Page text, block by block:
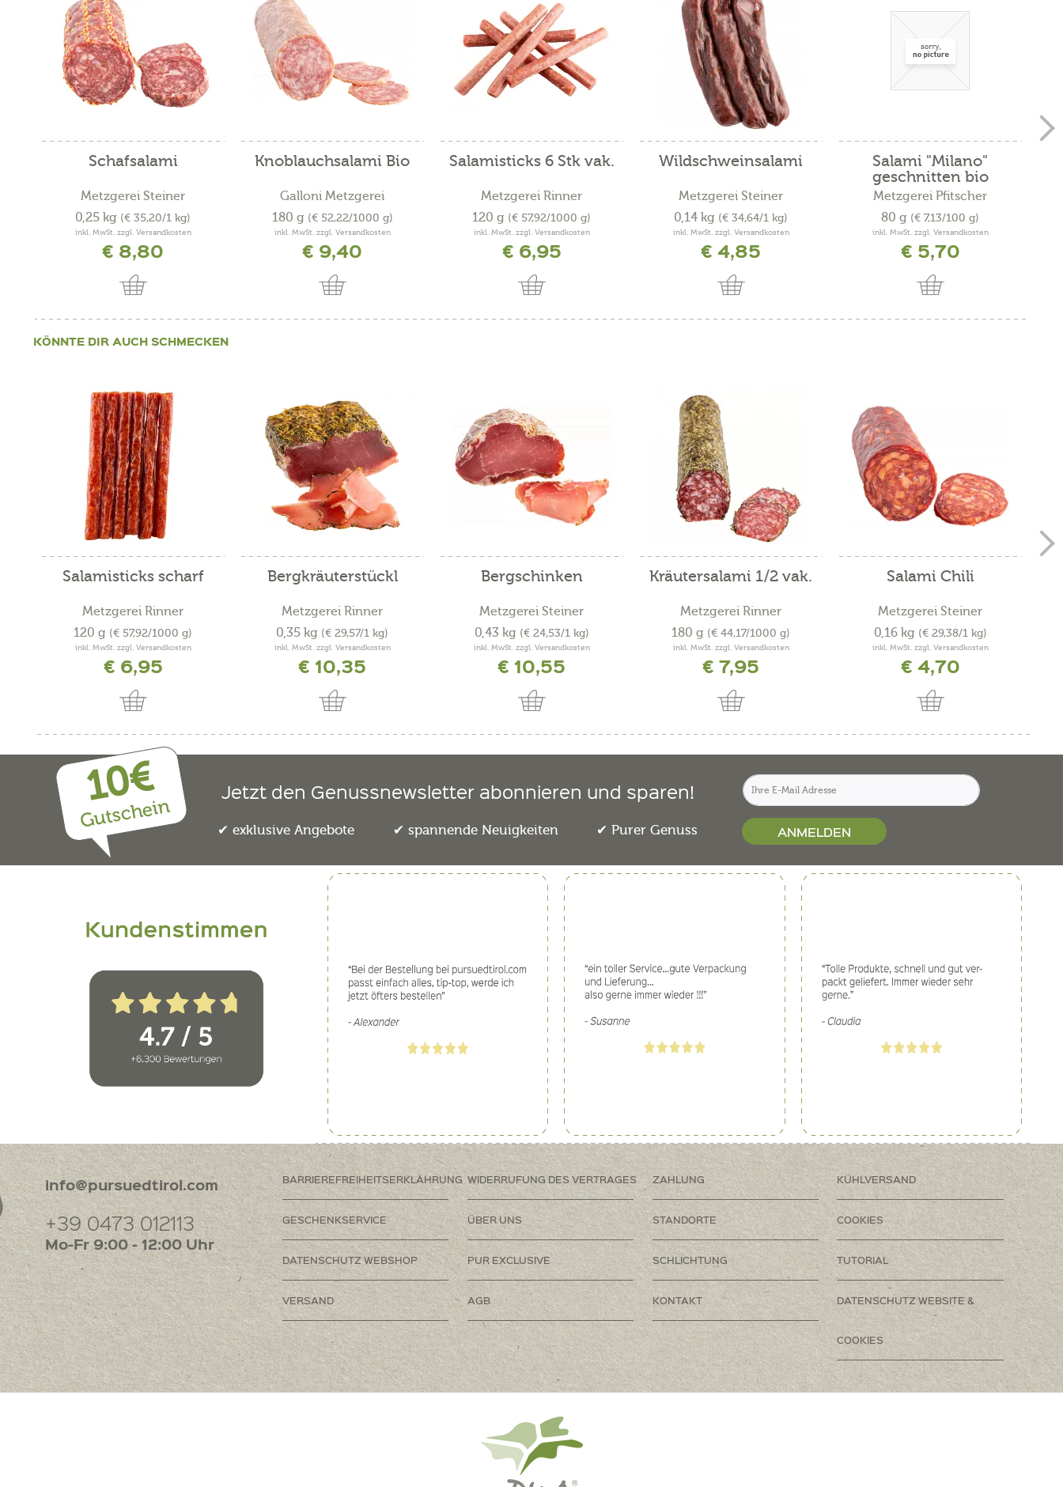
Schafsalami
Metzgerei Steiner
0,25 kg (€ 35,20/1 kg)
inkl. MwSt. zzgl. Versandkosten
€ 8,80
Knoblauchsalami Bio
Galloni Metzgerei
180 g (€ 52,22/1000 g)
inkl. MwSt. zzgl. Versandkosten
€ 9,40
Salamisticks 6 Stk vak.
Metzgerei Rinner
120 g (€ 57,92/1000 g)
inkl. MwSt. zzgl. Versandkosten
€ 6,95
Wildschweinsalami
Metzgerei Steiner
0,14 kg (€ 34,64/1 kg)
inkl. MwSt. zzgl. Versandkosten
€ 4,85
Salami "Milano"
geschnitten bio
Metzgerei Pfitscher
80 g (€ 7,13/100 g)
inkl. MwSt. zzgl. Versandkosten
€ 5,70
KÖNNTE DIR AUCH SCHMECKEN
Salamisticks scharf
Metzgerei Rinner
120 g (€ 57,92/1000 g)
inkl. MwSt. zzgl. Versandkosten
€ 6,95
Bergkräuterstückl
Metzgerei Rinner
0,35 kg (€ 29,57/1 kg)
inkl. MwSt. zzgl. Versandkosten
€ 10,35
Bergschinken
Metzgerei Steiner
0,43 kg (€ 24,53/1 kg)
inkl. MwSt. zzgl. Versandkosten
€ 10,55
Kräutersalami 1/2 vak.
Metzgerei Rinner
180 g (€ 44,17/1000 g)
inkl. MwSt. zzgl. Versandkosten
€ 7,95
Salami Chili
Metzgerei Steiner
0,16 kg (€ 29,38/1 kg)
inkl. MwSt. zzgl. Versandkosten
€ 4,70
10€
Gutschein
Jetzt den Genussnewsletter abonnieren und sparen!
exklusive Angebote spannende Neuigkeiten Purer Genuss ANMELDEN
info@pursuedtirol.com
+39 0473 012113
Mo-Fr 9:00 - 12:00 Uhr
BARRIEREFREIHEITSERKLÄHRUNG WIDERRUFUNG DES VERTRAGES ZAHLUNG KÜHLVERSAND
GESCHENKSERVICE ÜBER UNS STANDORTE COOKIES
DATENSCHUTZ WEBSHOP PUR EXCLUSIVE SCHLICHTUNG TUTORIAL
VERSAND AGB KONTAKT DATENSCHUTZ WEBSITE &
COOKIES